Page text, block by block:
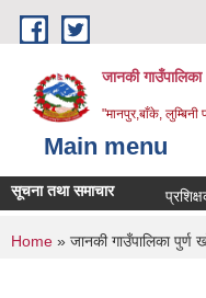
Skip to main content
जानकी गाउँपालिका
"मानपुर,बाँके,
Main menu
सूचना तथा समाचार प्रशिक्षकको
You are here
Home » जानकी गाउँपालिका पुर्ण